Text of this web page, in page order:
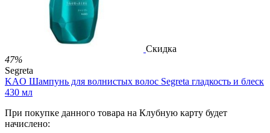

Скидка
47%
Segreta
KAO Шампунь для волнистых волос Segreta гладкость и блеск
430 мл
При покупке данного товара на Клубную карту будет
начислено: